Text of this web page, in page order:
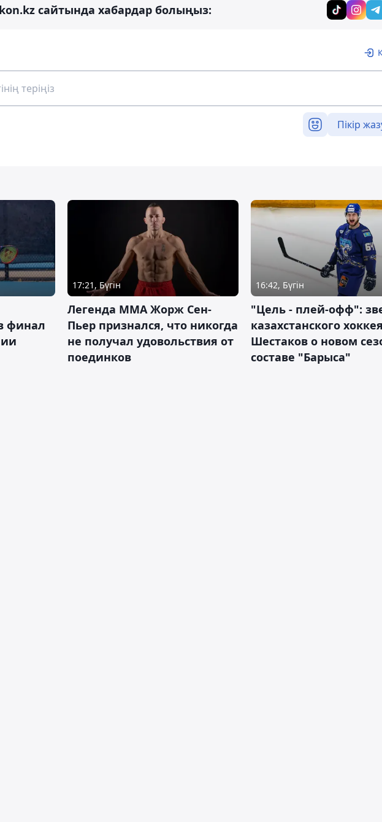
сайтында хабардар болыңыз:
Пікір
финал
17:21, Бүгін
Легенда ММА Жорж Сен-
Пьер признался, что никогда
не получал удовольствия от
поединков
16:42, Бүгін
"Цель - плей-офф":
казахстанского
Шестаков о новом
составе "Барыса"